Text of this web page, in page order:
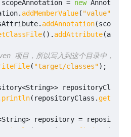
scopeAnnotation = new Annotation
. addMemberValue( "value"
. addAnnotation(
(). addAttribute(
项目，所以写入到这个目录中
( "target/classes");
<String>> repositoryClass
println( repositoryClass .
String> repository =
println ( repository findOne ());